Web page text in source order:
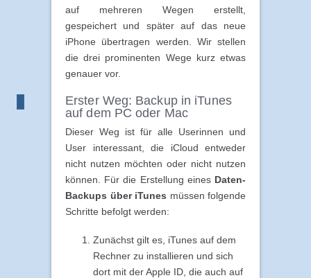
auf mehreren Wegen erstellt,
gespeichert und später auf das neue
iPhone übertragen werden. Wir stellen
die drei prominenten Wege kurz etwas
genauer vor.
Erster Weg: Backup in iTunes
auf dem PC oder Mac
Dieser Weg ist für alle Userinnen und
User interessant, die iCloud entweder
nicht nutzen möchten oder nicht nutzen
können. Für die Erstellung eines Daten-
Backups über iTunes müssen folgende
Schritte befolgt werden:
Zunächst gilt es, iTunes auf dem
Rechner zu installieren und sich
dort mit der Apple ID, die auch auf